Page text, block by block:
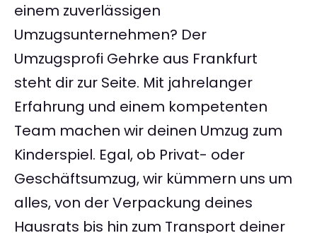
einem zuverlässigen
Umzugsunternehmen? Der
Umzugsprofi Gehrke aus Frankfurt
steht dir zur Seite. Mit jahrelanger
Erfahrung und einem kompetenten
Team machen wir deinen Umzug zum
Kinderspiel. Egal, ob Privat- oder
Geschäftsumzug, wir kümmern uns um
alles, von der Verpackung deines
Hausrats bis hin zum Transport deiner